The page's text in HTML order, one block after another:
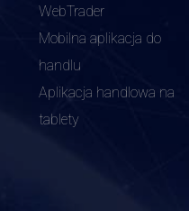
WebTrader
Mobilna aplikacja do
handlu
Aplikacja handlowa na
tablety